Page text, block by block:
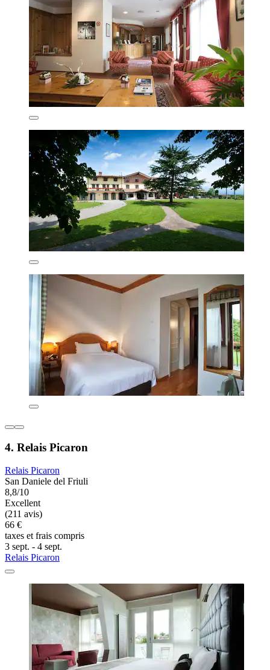
4. Relais Picaron
Relais Picaron
San Daniele del Friuli
8,8/10
Excellent
(211 avis)
66 €
taxes et frais compris
3 sept. - 4 sept.
Relais Picaron